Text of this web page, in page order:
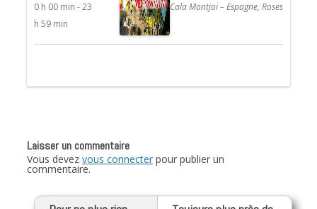
0 h 00 min - 23
h 59 min
Cala Montjoi – Espagne, Roses
Laisser un commentaire
Vous devez vous connecter pour publier un
commentaire.